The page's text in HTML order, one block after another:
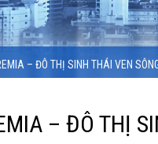
– ĐÔ THỊ SINH THÁI VEN
– ĐÔ THỊ